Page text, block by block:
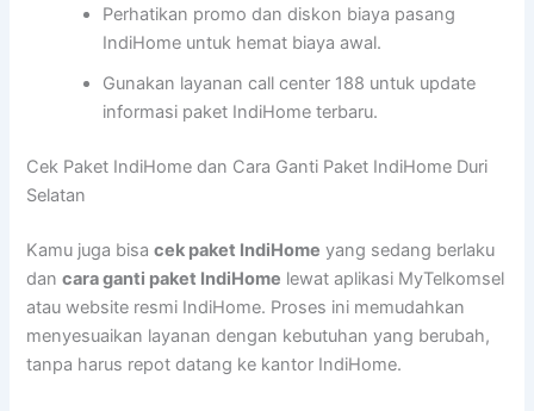
Perhatikan promo dan diskon biaya pasang
IndiHome untuk hemat biaya awal.
Gunakan layanan call center 188 untuk update
informasi paket IndiHome terbaru.
Cek Paket IndiHome dan Cara Ganti Paket IndiHome Duri
Selatan
Kamu juga bisacek paket IndiHome yang sedang berlaku
dancara ganti paket IndiHome lewat aplikasi MyTelkomsel
atau website resmi IndiHome. Proses ini memudahkan
menyesuaikan layanan dengan kebutuhan yang berubah,
tanpa harus repot datang ke kantor IndiHome.